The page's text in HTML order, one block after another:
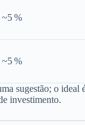
~5 %
~5 %
sugestão; o ideal
investimento.